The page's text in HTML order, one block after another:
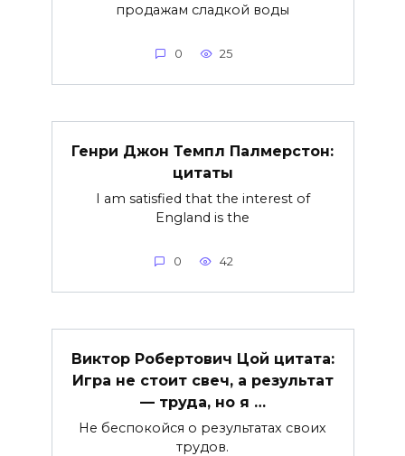
продажам сладкой воды
0 25
Генри Джон Темпл Палмерстон:
цитаты
I am satisfied that the interest of
England is the
0 42
Виктор Робертович Цой цитата:
Игра не стоит свеч, а результат
— труда, но я …
Не беспокойся о результатах своих
трудов.